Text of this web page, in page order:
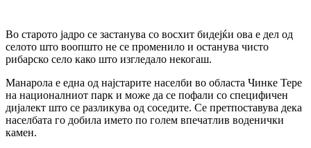
Во старото јадро се застанува со восхит бидејќи ова е дел од
селото што воопшто не се променило и останува чисто
рибарско село како што изгледало некогаш.
Манарола е една од најстарите населби во областа Чинке Тере
на националниот парк и може да се пофали со специфичен
дијалект што се разликува од соседите. Се претпоставува дека
населбата го добила името по голем впечатлив воденички
камен.